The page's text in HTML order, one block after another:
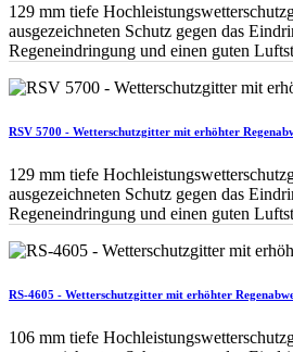
129 mm tiefe
ausgezeichneten Schutz gegen das
Regeneindringung und einen guten
RSV 5700 - Wetterschutzgitter mit erhöhter
129 mm tiefe
ausgezeichneten Schutz gegen das
Regeneindringung und einen guten
RS-4605 - Wetterschutzgitter mit erhöhter
106 mm tiefe